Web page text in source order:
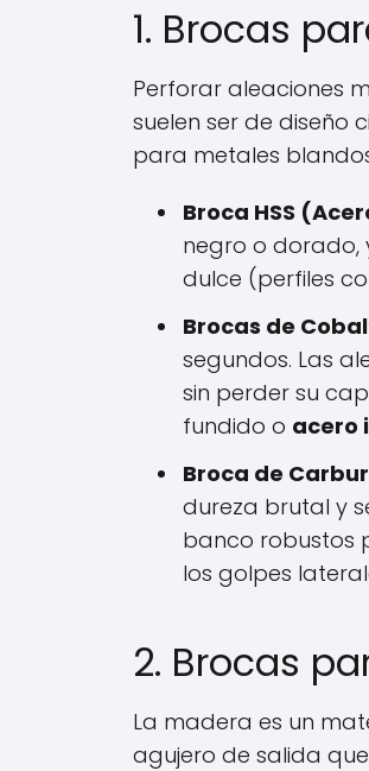
1. Brocas
Perforar aleaciones
suelen ser de diseño
para metales
Broca HSS
negro o dorado,
dulce (perfiles
Brocas de
segundos. Las
sin perder su
fundido o acero
Broca de
dureza brutal y
banco robustos
los golpes
2. Brocas
La madera es un
agujero de salida